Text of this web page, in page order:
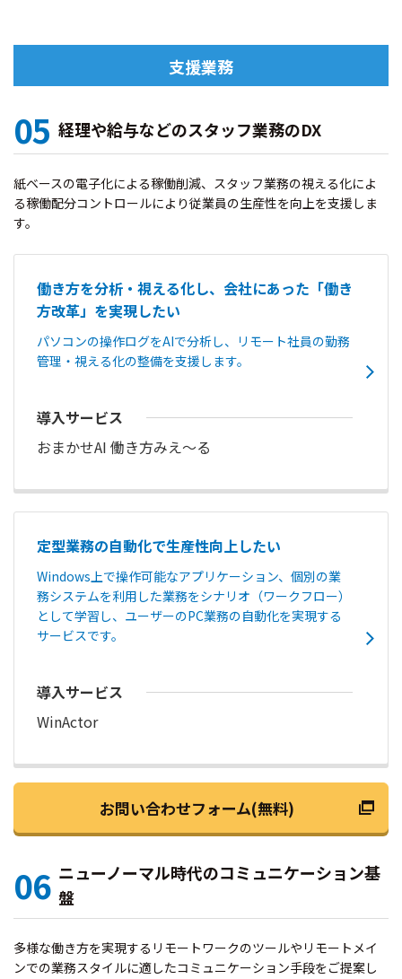
支援業務
05 経理や給与などのスタッフ業務のDX
紙ベースの電子化による稼働削減、スタッフ業務の視える化によ
る稼働配分コントロールにより従業員の生産性を向上を支援しま
す。
働き方を分析・視える化し、会社にあった「働き
方改革」を実現したい
パソコンの操作ログをAIで分析し、リモート社員の勤務
管理・視える化の整備を支援します。
導入サービス
おまかせAI 働き方みえ〜る
定型業務の自動化で生産性向上したい
Windows上で操作可能なアプリケーション、個別の業
務システムを利用した業務をシナリオ（ワークフロー）
として学習し、ユーザーのPC業務の自動化を実現する
サービスです。
導入サービス
WinActor
お問い合わせフォーム(無料)
06 ニューノーマル時代のコミュニケーション基
盤
多様な働き方を実現するリモートワークのツールやリモートメイ
ンでの業務スタイルに適したコミュニケーション手段をご提案し